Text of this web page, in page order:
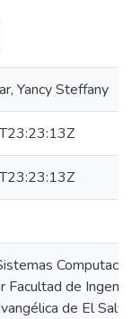
Yancy Steffany
Facultad de
de El